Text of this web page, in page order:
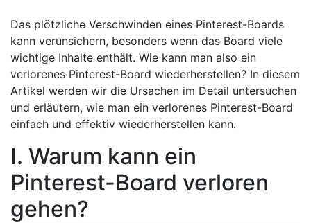
Das plötzliche Verschwinden eines Pinterest-Boards
kann verunsichern, besonders wenn das Board viele
wichtige Inhalte enthält. Wie kann man also ein
verlorenes Pinterest-Board wiederherstellen? In diesem
Artikel werden wir die Ursachen im Detail untersuchen
und erläutern, wie man ein verlorenes Pinterest-Board
einfach und effektiv wiederherstellen kann.
I. Warum kann ein
Pinterest-Board verloren
gehen?